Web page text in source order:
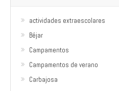
actividades extraescolares
Béjar
Campamentos
Campamentos de verano
Carbajosa